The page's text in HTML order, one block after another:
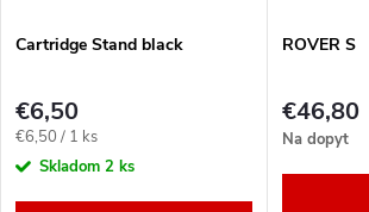
e
p
r
s
p
r
Cartridge Stand black
€6,50
Jednotková
cena:
€6,50 / 1 ks
Skladom 2 ks
ROVER S
€46,80
Na dopyt